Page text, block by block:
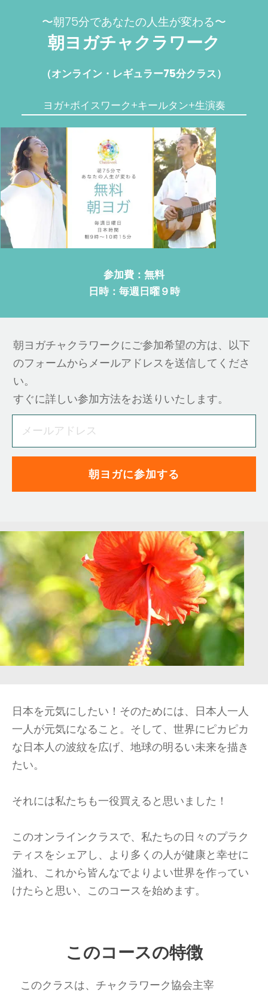
〜朝75分であなたの人生が変わる〜
朝ヨガチャクラワーク
（オンライン・レギュラー75分クラス）
ヨガ+ボイスワーク+キールタン+生演奏
参加費：無料
日時：毎週日曜９時
朝ヨガチャクラワークにご参加希望の方は、以下
のフォームからメールアドレスを送信してくださ
い。
すぐに詳しい参加方法をお送りいたします。
朝ヨガに参加する
日本を元気にしたい！そのためには、日本人一人
一人が元気になること。そして、世界にピカピカ
な日本人の波紋を広げ、地球の明るい未来を描き
たい。
それには私たちも一役買えると思いました！
このオンラインクラスで、私たちの日々のプラク
ティスをシェアし、より多くの人が健康と幸せに
溢れ、これから皆んなでよりよい世界を作ってい
けたらと思い、このコースを始めます。
このコースの特徴
このクラスは、チャクラワーク協会主宰